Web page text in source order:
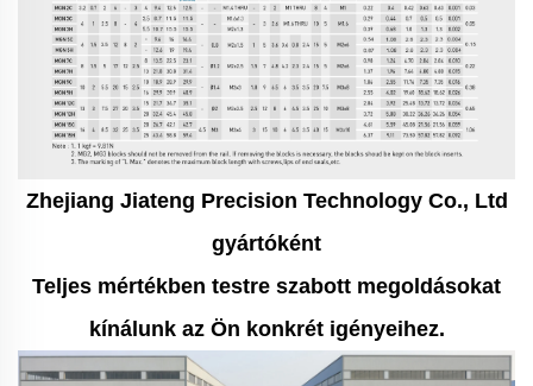
Zhejiang Jiateng Precision Technology Co., Ltd
gyártóként
Teljes mértékben testre szabott megoldásokat
kínálunk az Ön konkrét igényeihez.